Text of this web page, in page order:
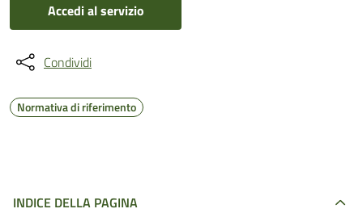
Accedi al servizio
Condividi
Normativa di riferimento
INDICE DELLA PAGINA